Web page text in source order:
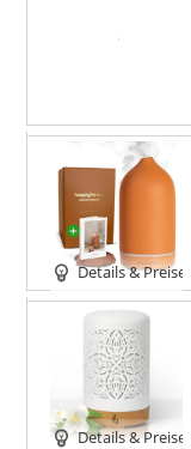
Details & Preise
Details & Preise